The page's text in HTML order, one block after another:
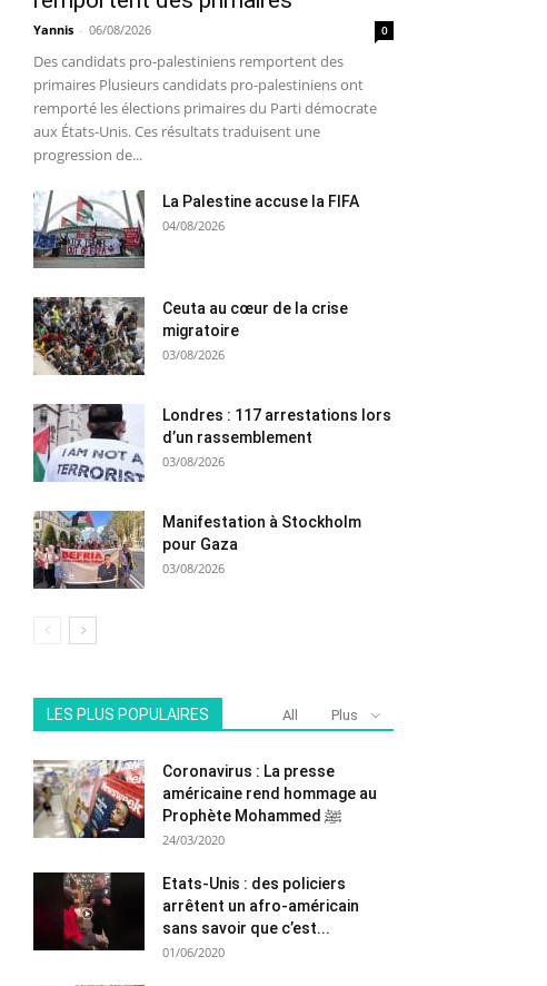
Yannis - 06/08/2026 0
Des candidats pro-palestiniens remportent des
primaires Plusieurs candidats pro-palestiniens ont
remporté les élections primaires du Parti démocrate
aux États-Unis. Ces résultats traduisent une
progression de...
La Palestine accuse la FIFA
04/08/2026
Ceuta au cœur de la crise
migratoire
03/08/2026
Londres : 117 arrestations lors
d’un rassemblement
03/08/2026
Manifestation à Stockholm
pour Gaza
03/08/2026
LES PLUS POPULAIRES All Plus
Coronavirus : La presse
américaine rend hommage au
Prophète Mohammed ﷺ
24/03/2020
Etats-Unis : des policiers
arrêtent un afro-américain
sans savoir que c’est...
01/06/2020